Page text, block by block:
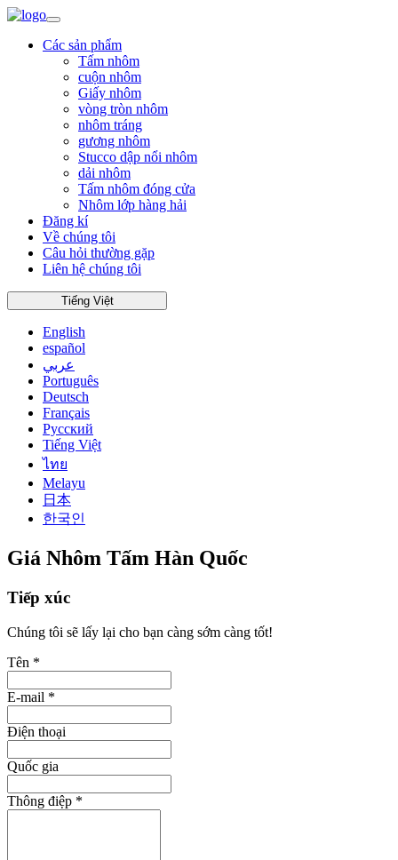
Các sản phẩm
Tấm nhôm
cuộn nhôm
Giấy nhôm
vòng tròn nhôm
nhôm tráng
gương nhôm
Stucco dập nổi nhôm
dải nhôm
Tấm nhôm đóng cửa
Nhôm lớp hàng hải
Đăng kí
Về chúng tôi
Câu hỏi thường gặp
Liên hệ chúng tôi
Tiếng Việt
English
español
عربي
Português
Deutsch
Français
Русский
Tiếng Việt
ไทย
Melayu
日本
한국인
Giá Nhôm Tấm Hàn Quốc
Tiếp xúc
Chúng tôi sẽ lấy lại cho bạn càng sớm càng tốt!
Tên *
E-mail *
Điện thoại
Quốc gia
Thông điệp *